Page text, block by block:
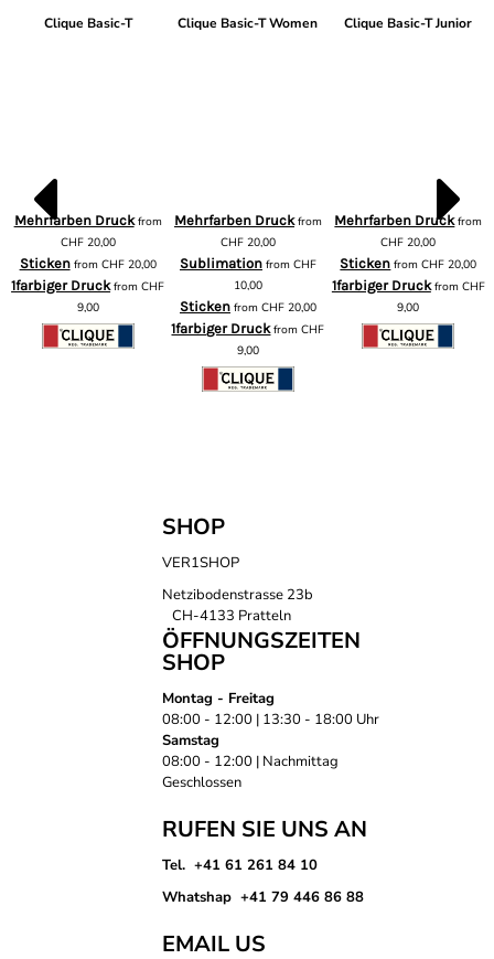
Clique Basic-T
Mehrfarben Druckfrom
CHF20,00
Stickenfrom CHF20,00
1farbiger DruckfromCHF
9,00
Clique Basic-T Women
Mehrfarben Druckfrom
CHF20,00
Sublimationfrom CHF
10,00
Stickenfrom CHF20,00
1farbiger DruckfromCHF
9,00
Clique Basic-T Junior
Mehrfarben Druckfrom
CHF 20,00
Sticken fromCHF 20,00
1farbiger Druckfrom CHF
9,00
SHOP
VER1SHOP
Netzibodenstrasse 23b
CH-4133 Pratteln
ÖFFNUNGSZEITEN
SHOP
Montag - Freitag
08:00 - 12:00 | 13:30 - 18:00 Uhr
Samstag
08:00 - 12:00 | Nachmittag
Geschlossen
RUFEN SIE UNS AN
Tel. +41 61 261 84 10
Whatshap +41 79 446 86 88
EMAIL US